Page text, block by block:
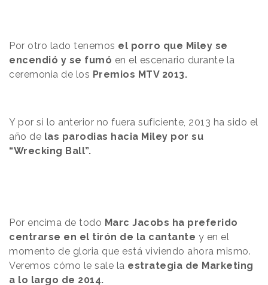
Por otro lado tenemos el porro que Miley se
encendió y se fumó en el escenario durante la
ceremonia de los Premios MTV 2013.
Y por si lo anterior no fuera suficiente, 2013 ha sido el
año de las parodias hacia Miley por su
“Wrecking Ball”.
Por encima de todo Marc Jacobs ha preferido
centrarse en el tirón de la cantante y en el
momento de gloria que está viviendo ahora mismo.
Veremos cómo le sale la estrategia de Marketing
a lo largo de 2014.